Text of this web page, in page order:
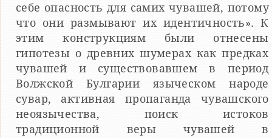
себе опасность для самих чувашей, потому
что они размывают их идентичность». К
этим конструкциям были отнесены
гипотезы о древних шумерах как предках
чувашей и существовавшем в период
Волжской Булгарии языческом народе
сувар, активная пропаганда чувашского
неоязычества, поиск истоков
традиционной веры чувашей в